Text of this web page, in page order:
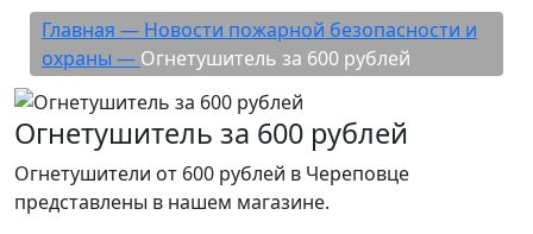
Главная — Новости пожарной безопасности и
охраны — Огнетушитель за 600 рублей
Огнетушитель за 600 рублей
Огнетушители от 600 рублей в Череповце
представлены в нашем магазине.